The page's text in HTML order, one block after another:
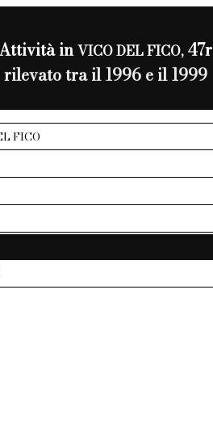
inVICO DEL FICO,47r
rilevato tra il 1996 e il 1999
FICO